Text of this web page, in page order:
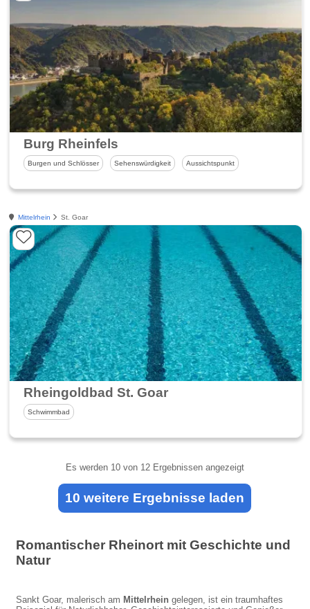
Burg Rheinfels
Burgen und Schlösser Sehenswürdigkeit Aussichtspunkt
Mittelrhein St. Goar
Rheingoldbad St. Goar
Schwimmbad
Es werden 10von 12 Ergebnissen angezeigt
10 weitere Ergebnisse laden
Romantischer Rheinort mit Geschichte und
Natur
Sankt Goar, malerisch am Mittelrhein gelegen, ist ein traumhaftes